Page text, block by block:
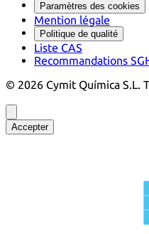
Paramètres des cookies
Mention légale
Politique de qualité
Liste CAS
Recommandations
© 2026 Cymit Química S.L.
Accepter